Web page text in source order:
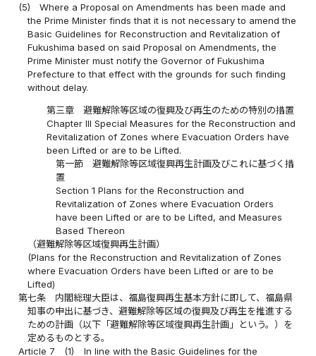
(5)
Where a Proposal on Amendments has been made and
the Prime Minister finds that it is not necessary to amend the
Basic Guidelines for Reconstruction and Revitalization of
Fukushima based on said Proposal on Amendments, the
Prime Minister must notify the Governor of Fukushima
Prefecture to that effect with the grounds for such finding
without delay.
第三章 避難解除等区域の復興及び再生のための特別の措置
Chapter III Special Measures for the Reconstruction and
Revitalization of Zones where Evacuation Orders have
been Lifted or are to be Lifted.
第一節 避難解除等区域復興再生計画及びこれに基づく措
置
Section 1 Plans for the Reconstruction and
Revitalization of Zones where Evacuation Orders
have been Lifted or are to be Lifted, and Measures
Based Thereon
（避難解除等区域復興再生計画）
(Plans for the Reconstruction and Revitalization of Zones
where Evacuation Orders have been Lifted or are to be
Lifted)
第七条
内閣総理大臣は、福島復興再生基本方針に即して、福島県
知事の申出に基づき、避難解除等区域の復興及び再生を推進する
ための計画（以下「避難解除等区域復興再生計画」という。）を
定めるものとする。
Article 7
(1)
In line with the Basic Guidelines for the